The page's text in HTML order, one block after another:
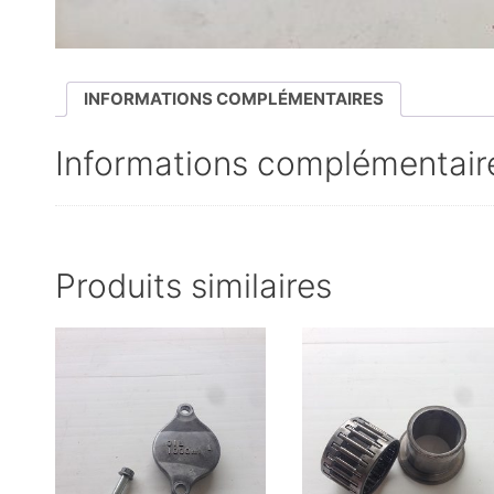
INFORMATIONS COMPLÉMENTAIRES
Informations
Produits similaires